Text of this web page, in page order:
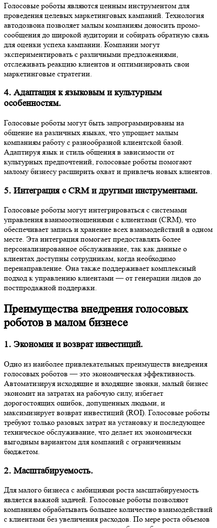
Голосовые роботы являются ценным инструментом для
проведения целевых маркетинговых кампаний. Технология
автодозвона позволяет малым компаниям доносить промо-
сообщения до широкой аудитории и собирать обратную связь
для оценки успеха кампании. Компании могут
экспериментировать с различными предложениями,
отслеживать реакцию клиентов и оптимизировать свои
маркетинговые стратегии.
4. Адаптация к языковым и культурным
особенностям.
Голосовые роботы могут быть запрограммированы на
общение на различных языках, что упрощает малым
компаниям работу с разнообразной клиентской базой.
Адаптируя язык и стиль общения в зависимости от
культурных предпочтений, голосовые роботы помогают
малому бизнесу расширить охват и привлечь новых клиентов.
5. Интеграция с CRM и другими инструментами.
Голосовые роботы могут интегрироваться с системами
управления взаимоотношениями с клиентами (CRM), что
обеспечивает запись и хранение всех взаимодействий в одном
месте. Эта интеграция помогает предоставлять более
персонализированное обслуживание, так как данные о
клиентах доступны сотрудникам, когда необходимо
перенаправление. Она также поддерживает комплексный
подход к управлению клиентами — от генерации лидов до
постпродажной поддержки.
Преимущества внедрения голосовых
роботов в малом бизнесе
1. Экономия и возврат инвестиций.
Одно из наиболее привлекательных преимуществ внедрения
голосовых роботов — это экономическая эффективность.
Автоматизируя исходящие и входящие звонки, малый бизнес
экономит на затратах на рабочую силу, избегает
дорогостоящих ошибок, допущенных людьми, и
максимизирует возврат инвестиций (ROI). Голосовые роботы
требуют только разовых затрат на установку и последующее
техническое обслуживание, что делает их экономически
выгодным вариантом для компаний с ограниченным
бюджетом.
2. Масштабируемость.
Для малого бизнеса с амбициями роста масштабируемость
является важной задачей. Голосовые роботы позволяют
компаниям обрабатывать большее количество взаимодействий
с клиентами без увеличения расходов. По мере роста объемов